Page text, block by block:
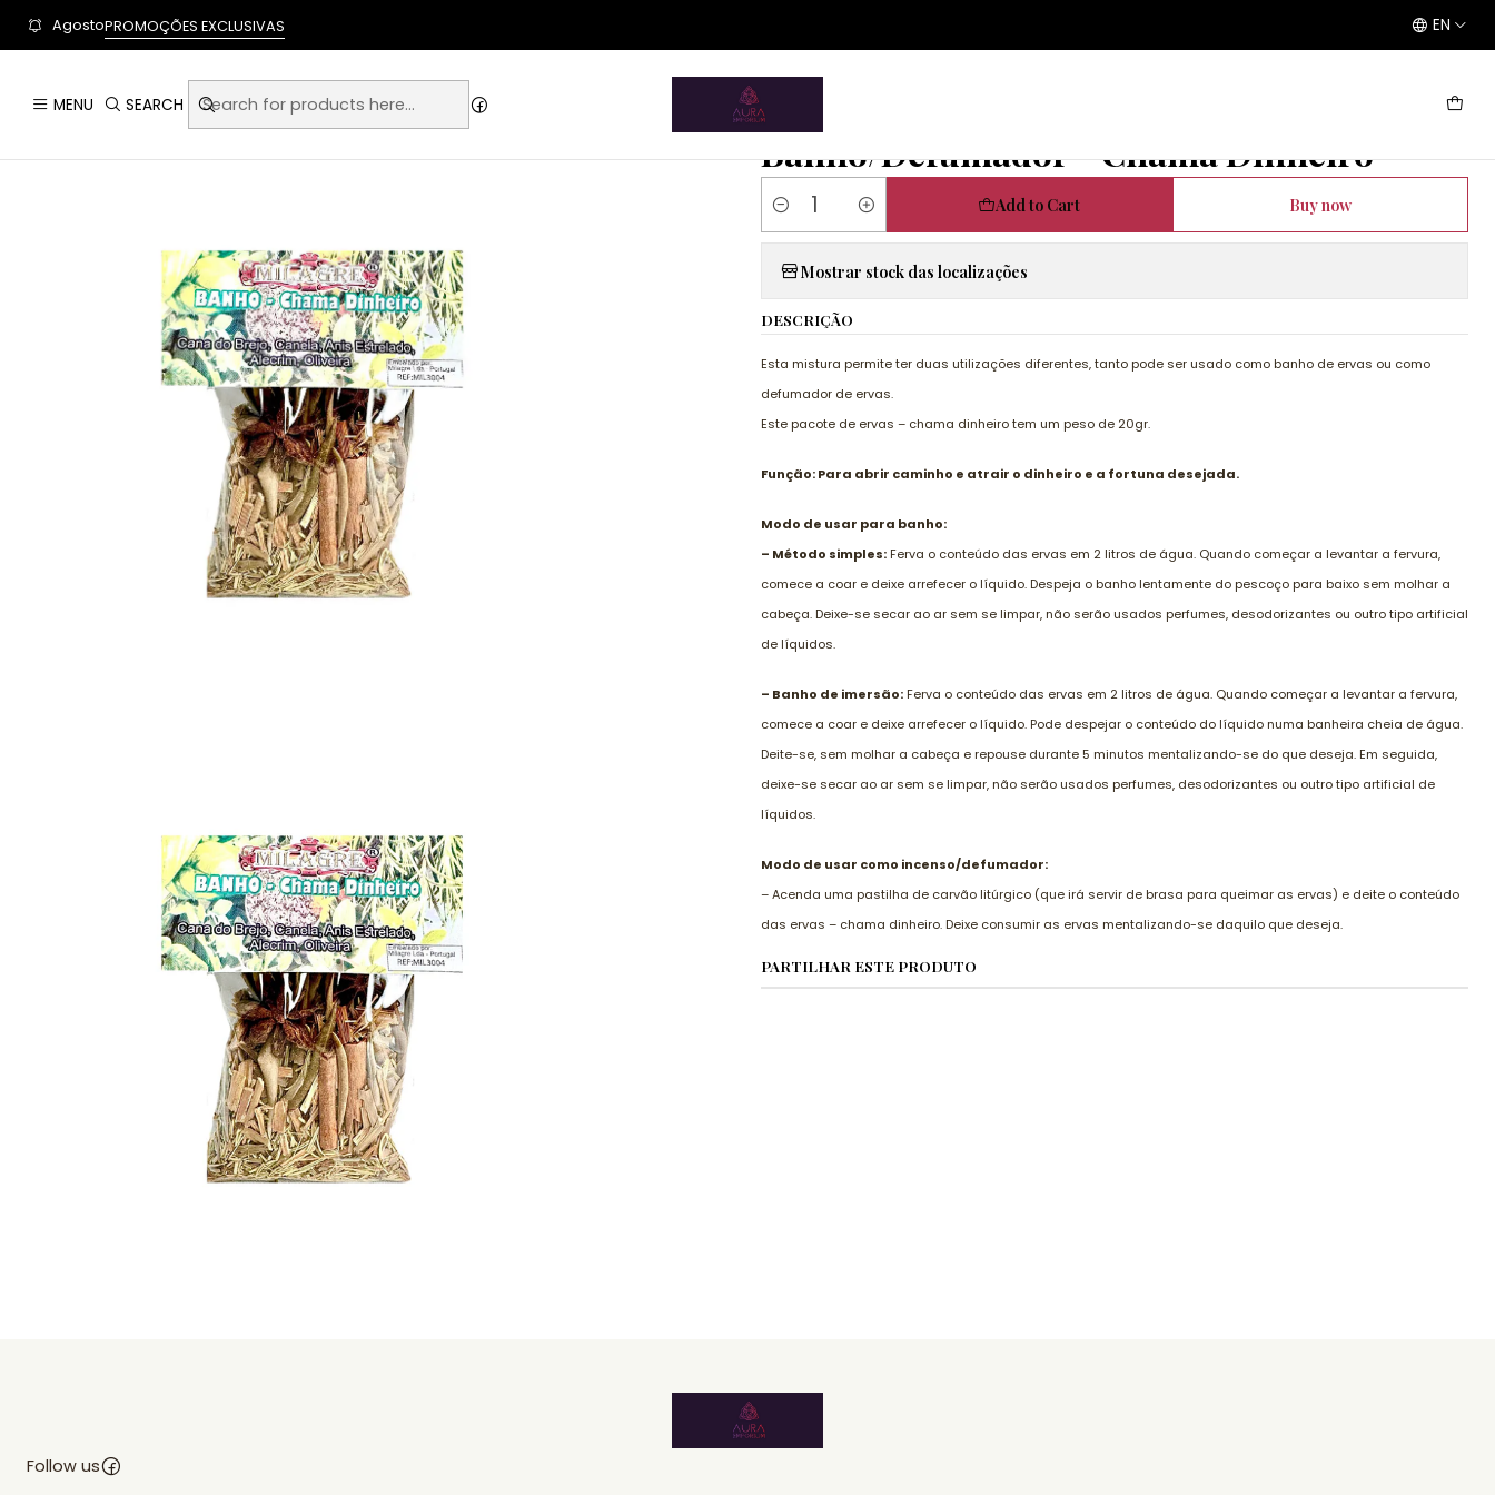
User-agent: * Allow: / Sitemap: https://www.auraemporium.pt/sitemap.xml
MENU SEARCH
AgostoPROMOÇÕES EXCLUSIVAS
EN
Home
Artigos Esotéricos Ervas e Plantas Banho/Defumador - Chama Dinheiro
|
Banho/Defumador - Chama Dinheiro
Quantity
Add to Cart Buy now
Mostrar stock das localizações
DESCRIÇÃO
Esta mistura permite ter duas utilizações diferentes, tanto pode ser usado como banho de ervas ou como
defumador de ervas.
Este pacote de ervas – chama dinheiro tem um peso de 20gr.
Função: Para abrir caminho e atrair o dinheiro e a fortuna desejada.
Modo de usar para banho:
– Método simples: Ferva o conteúdo das ervas em 2 litros de água. Quando começar a levantar a fervura,
comece a coar e deixe arrefecer o líquido. Despeja o banho lentamente do pescoço para baixo sem molhar a
cabeça. Deixe-se secar ao ar sem se limpar, não serão usados perfumes, desodorizantes ou outro tipo artificial
de líquidos.
– Banho de imersão: Ferva o conteúdo das ervas em 2 litros de água. Quando começar a levantar a fervura,
comece a coar e deixe arrefecer o líquido. Pode despejar o conteúdo do líquido numa banheira cheia de água.
Deite-se, sem molhar a cabeça e repouse durante 5 minutos mentalizando-se do que deseja. Em seguida,
deixe-se secar ao ar sem se limpar, não serão usados perfumes, desodorizantes ou outro tipo artificial de
líquidos.
Modo de usar como incenso/defumador:
– Acenda uma pastilha de carvão litúrgico (que irá servir de brasa para queimar as ervas) e deite o conteúdo
das ervas – chama dinheiro. Deixe consumir as ervas mentalizando-se daquilo que deseja.
PARTILHAR ESTE PRODUTO
Follow us